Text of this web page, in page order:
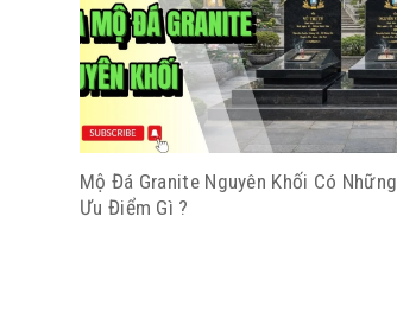
Mộ Đá Granite Nguyên Khối Có Những
Ưu Điểm Gì ?